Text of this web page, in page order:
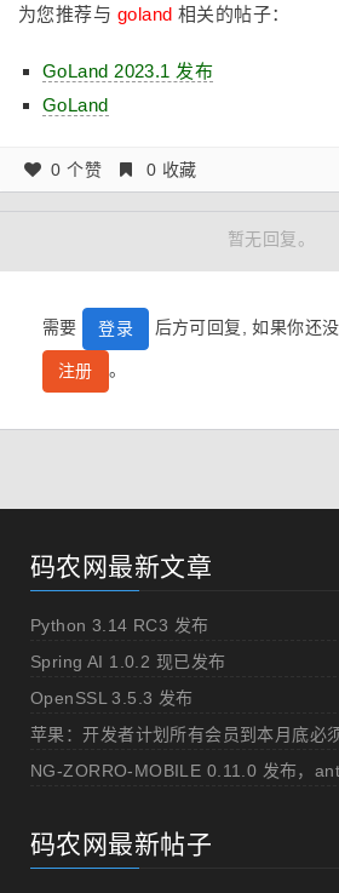
为您推荐与 goland 相关的帖子：
GoLand 2023.1 发布
GoLand
0 个赞 0 收藏
暂无回复。
需要 登录 后方可回复, 如果你还
注册 。
码农网最新文章
Python 3.14 RC3 发布
Spring AI 1.0.2 现已发布
OpenSSL 3.5.3 发布
苹果：开发者计划所有会员到本月底必
码农网最新帖子